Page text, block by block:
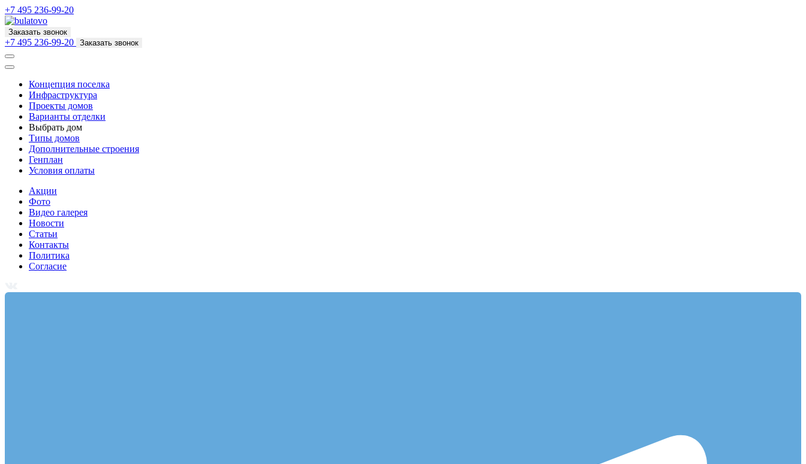
+7 495 236-99-20
Заказать звонок
+7 495 236-99-20 Заказать звонок
Концепция поселка
Инфраструктура
Проекты домов
Варианты отделки
Выбрать дом
Типы домов
Дополнительные строения
Генплан
Условия оплаты
Акции
Фото
Видео галерея
Новости
Статьи
Контакты
Политика
Согласие